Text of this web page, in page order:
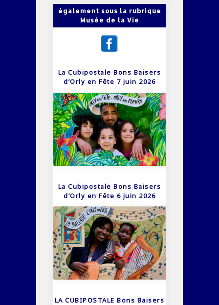
également sous la rubrique
Musée de la Vie
La Cubipostale Bons Baisers
d’Orly en Fête 7 juin 2026
La Cubipostale Bons Baisers
d’Orly en Fête 6 juin 2026
LA CUBIPOSTALE Bons Baisers